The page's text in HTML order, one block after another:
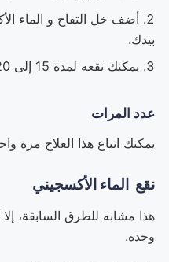
أضف خل التفاح و الماء
بيدك.
يمكنك نقعه لمدة 15 إلى 20 دقيقة.
عدد المرات
يمكنك اتباع هذا العلاج مرة
نقع الماء الأكسجيني
هذا مشابه للطرق السابقة،
وحده.